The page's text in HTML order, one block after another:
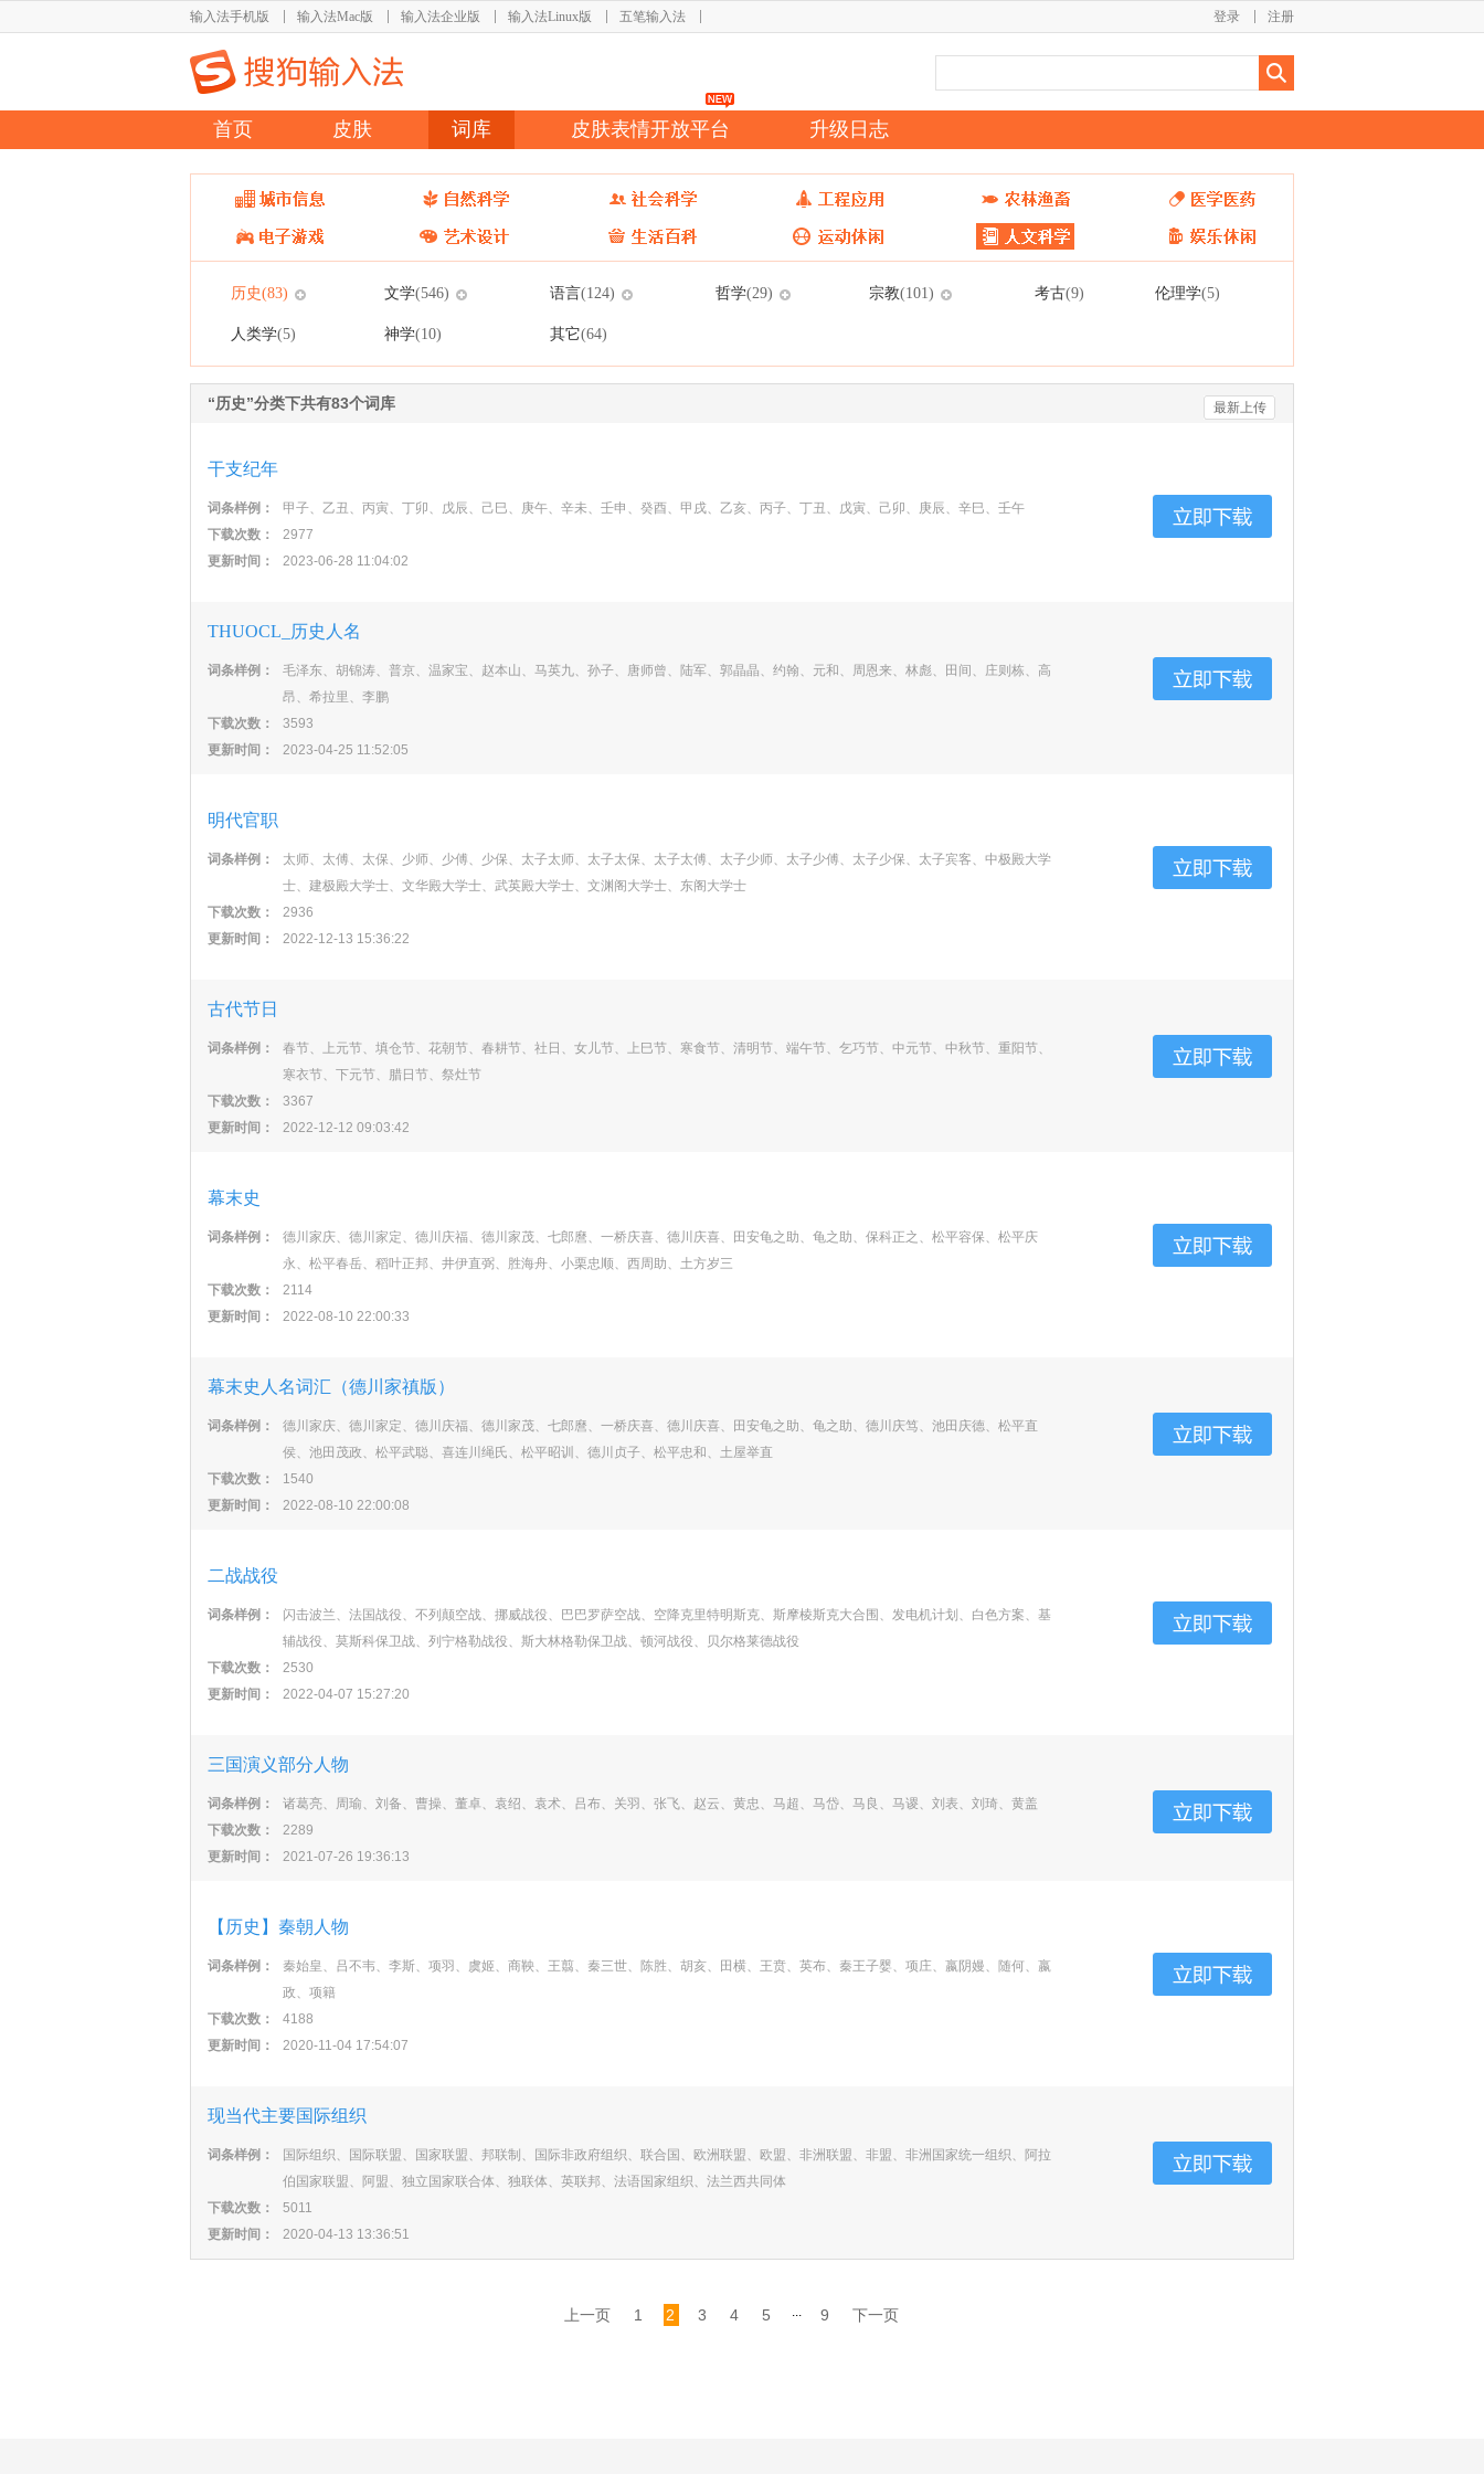
输入法手机版 输入法Mac版 输入法企业版 输入法Linux版 五笔输入法 注册
登录
首页 皮肤 词库 皮肤表情开放平台 升级日志
历史(83) 文学(546) 语言(124) 哲学(29) 宗教(101) 考古(9) 伦理学(5)
人类学(5) 神学(10) 其它(64)
“历史”分类下共有83个词库 最新上传
干支纪年
词条样例：
甲子、乙丑、丙寅、丁卯、戊辰、己巳、庚午、辛未、壬申、癸酉、甲戌、乙亥、丙子、丁丑、戊寅、己卯、庚辰、辛巳、壬午
下载次数：
2977
更新时间：
2023-06-28 11:04:02
THUOCL_历史人名
词条样例：
毛泽东、胡锦涛、普京、温家宝、赵本山、马英九、孙子、唐师曾、陆军、郭晶晶、约翰、元和、周恩来、林彪、田间、庄则栋、高
昂、希拉里、李鹏
下载次数：
3593
更新时间：
2023-04-25 11:52:05
明代官职
词条样例：
太师、太傅、太保、少师、少傅、少保、太子太师、太子太保、太子太傅、太子少师、太子少傅、太子少保、太子宾客、中极殿大学
士、建极殿大学士、文华殿大学士、武英殿大学士、文渊阁大学士、东阁大学士
下载次数：
2936
更新时间：
2022-12-13 15:36:22
古代节日
词条样例：
春节、上元节、填仓节、花朝节、春耕节、社日、女儿节、上巳节、寒食节、清明节、端午节、乞巧节、中元节、中秋节、重阳节、
寒衣节、下元节、腊日节、祭灶节
下载次数：
3367
更新时间：
2022-12-12 09:03:42
幕末史
词条样例：
德川家庆、德川家定、德川庆福、德川家茂、七郎麿、一桥庆喜、德川庆喜、田安龟之助、龟之助、保科正之、松平容保、松平庆
永、松平春岳、稻叶正邦、井伊直弼、胜海舟、小栗忠顺、西周助、土方岁三
下载次数：
2114
更新时间：
2022-08-10 22:00:33
幕末史人名词汇（德川家禛版）
词条样例：
德川家庆、德川家定、德川庆福、德川家茂、七郎麿、一桥庆喜、德川庆喜、田安龟之助、龟之助、德川庆笃、池田庆德、松平直
侯、池田茂政、松平武聪、喜连川绳氏、松平昭训、德川贞子、松平忠和、土屋举直
下载次数：
1540
更新时间：
2022-08-10 22:00:08
二战战役
词条样例：
闪击波兰、法国战役、不列颠空战、挪威战役、巴巴罗萨空战、空降克里特明斯克、斯摩棱斯克大合围、发电机计划、白色方案、基
辅战役、莫斯科保卫战、列宁格勒战役、斯大林格勒保卫战、顿河战役、贝尔格莱德战役
下载次数：
2530
更新时间：
2022-04-07 15:27:20
三国演义部分人物
词条样例：
诸葛亮、周瑜、刘备、曹操、董卓、袁绍、袁术、吕布、关羽、张飞、赵云、黄忠、马超、马岱、马良、马谡、刘表、刘琦、黄盖
下载次数：
2289
更新时间：
2021-07-26 19:36:13
【历史】秦朝人物
词条样例：
秦始皇、吕不韦、李斯、项羽、虞姬、商鞅、王翦、秦三世、陈胜、胡亥、田横、王贲、英布、秦王子婴、项庄、嬴阴嫚、随何、嬴
政、项籍
下载次数：
4188
更新时间：
2020-11-04 17:54:07
现当代主要国际组织
词条样例：
国际组织、国际联盟、国家联盟、邦联制、国际非政府组织、联合国、欧洲联盟、欧盟、非洲联盟、非盟、非洲国家统一组织、阿拉
伯国家联盟、阿盟、独立国家联合体、独联体、英联邦、法语国家组织、法兰西共同体
下载次数：
5011
更新时间：
2020-04-13 13:36:51
上一页 1 2 3 4 5 ... 9 下一页